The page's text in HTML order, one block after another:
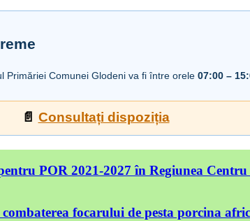
Primăriei Comunei Glodeni va fi între orele 07:00 –
📄 Consultați dispoziția
POR 2021-2027 în Regiunea
focarului de pesta porcina